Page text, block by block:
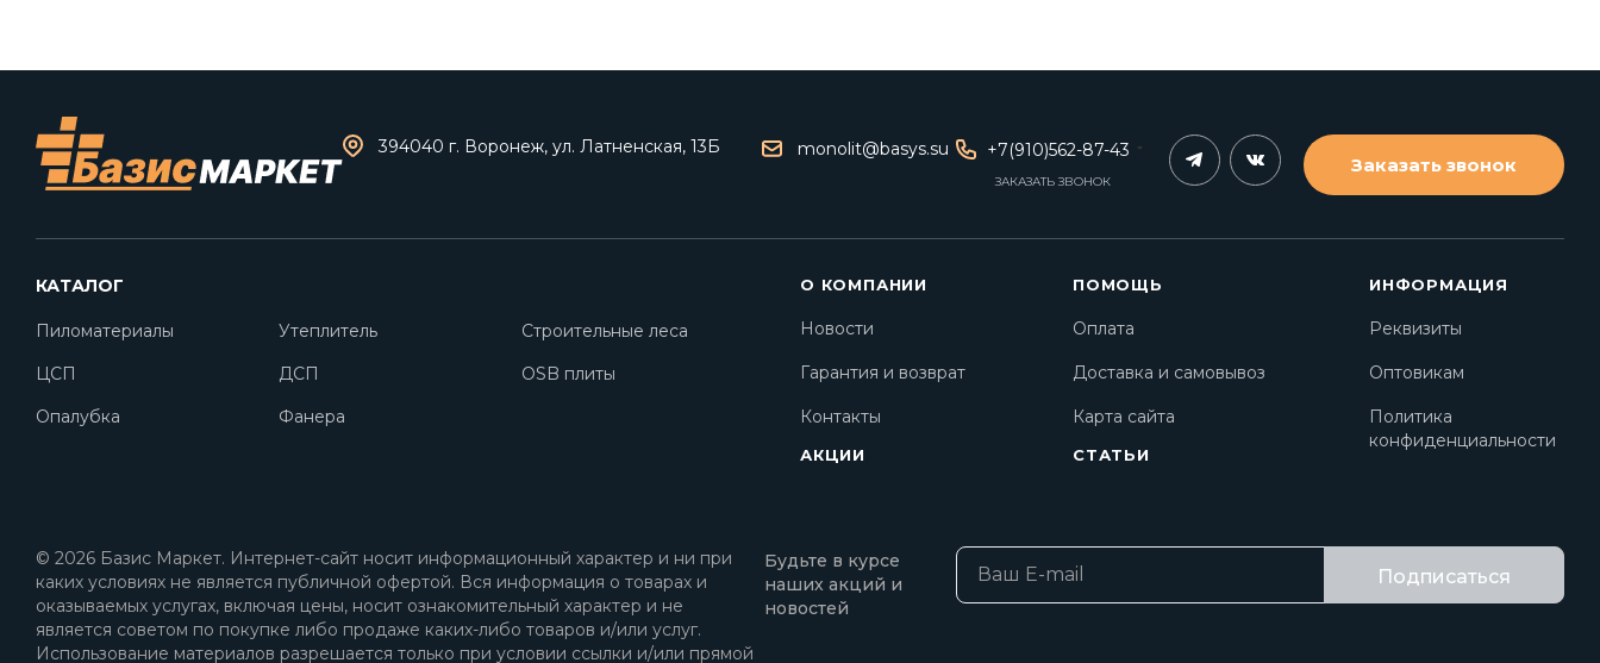
394040 г. Воронеж, ул. Латненская, 13Б monolit@basys.su +7(910)562-87-43
ЗАКАЗАТЬ ЗВОНОК
Заказать звонок
КАТАЛОГ
Пиломатериалы Утеплитель
Строительные леса
ЦСП
ДСП
OSB плиты
Опалубка
Фанера
О КОМПАНИИ
Новости
Гарантия и возврат
Контакты
АКЦИИ
ПОМОЩЬ
Оплата
Доставка и самовывоз
Карта сайта
СТАТЬИ
ИНФОРМАЦИЯ
Реквизиты
Оптовикам
Политика
конфиденциальности
Будьте в курсе
наших акций и
новостей
Подписаться
© 2026 Базис Маркет. Интернет-сайт носит информационный характер и ни при
каких условиях не является публичной офертой. Вся информация о товарах и
оказываемых услугах, включая цены, носит ознакомительный характер и не
является советом по покупке либо продаже каких-либо товаров и/или услуг.
Использование материалов разрешается только при условии ссылки и/или прямой